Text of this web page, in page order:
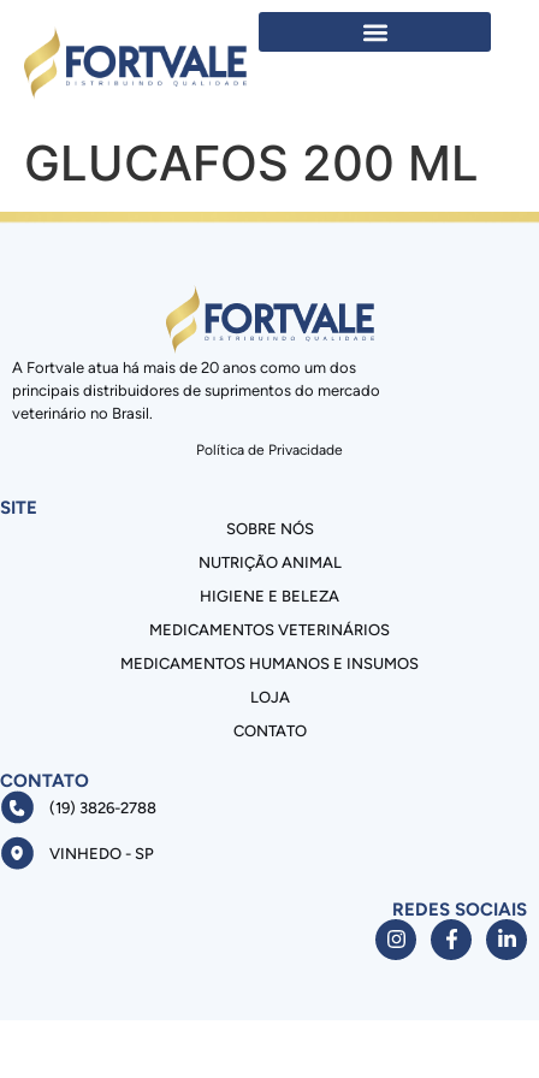
GLUCAFOS 200 ML
A Fortvale atua há mais de 20 anos como um dos
principais distribuidores de suprimentos do mercado
veterinário no Brasil.
Política de Privacidade
SITE
SOBRE NÓS
NUTRIÇÃO ANIMAL
HIGIENE E BELEZA
MEDICAMENTOS VETERINÁRIOS
MEDICAMENTOS HUMANOS E INSUMOS
LOJA
CONTATO
CONTATO
(19) 3826-2788
VINHEDO - SP
REDES SOCIAIS